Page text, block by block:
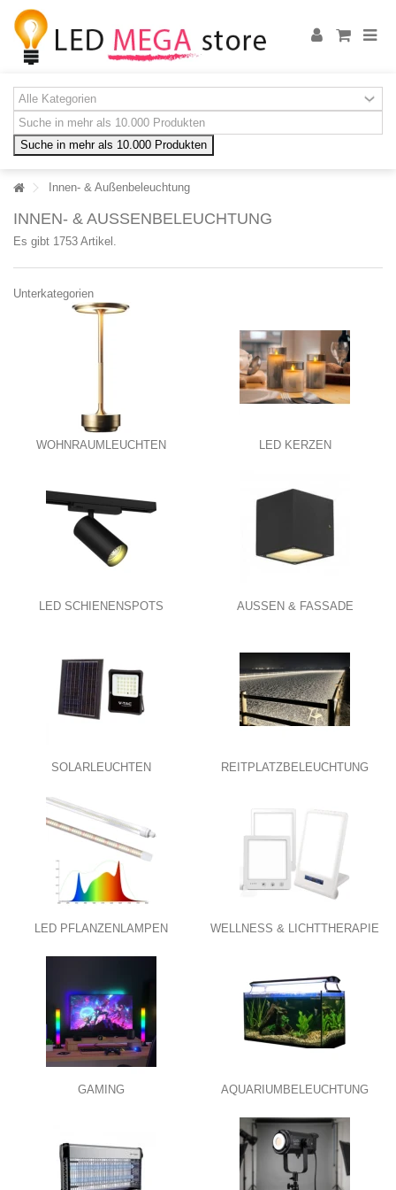
Suche in mehr als 10.000 Produkten
Innen- & Außenbeleuchtung
INNEN- & AUSSENBELEUCHTUNG
Es gibt 1753 Artikel.
Unterkategorien
WOHNRAUMLEUCHTEN LED KERZEN
LED SCHIENENSPOTS AUSSEN & FASSADE
SOLARLEUCHTEN REITPLATZBELEUCHTUNG
LED PFLANZENLAMPEN WELLNESS & LICHTTHERAPIE
GAMING AQUARIUMBELEUCHTUNG